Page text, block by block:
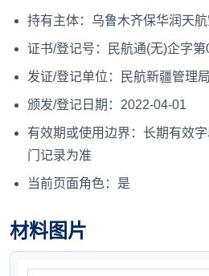
持有主体：乌鲁木齐保华润天
证书/登记号：民航通(无)企字
发证/登记单位：民航新疆管理局
颁发/登记日期：2022-04-01
有效期或使用边界：长期有效
门记录为准
当前页面角色：是
材料图片